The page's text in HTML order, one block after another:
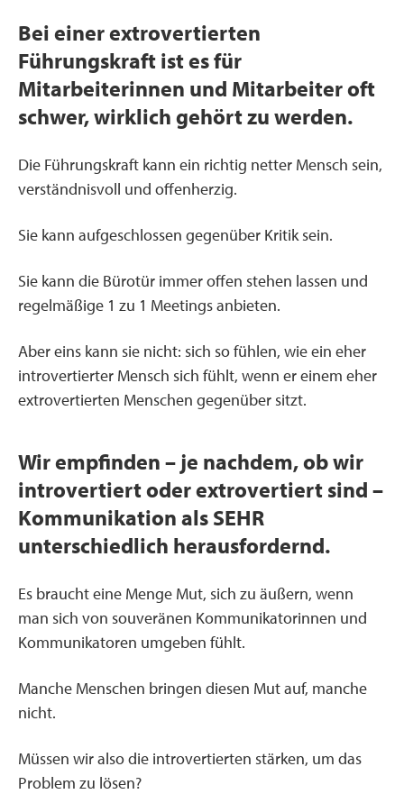
Bei einer extrovertierten
Führungskraft ist es für
Mitarbeiterinnen und Mitarbeiter oft
schwer, wirklich gehört zu werden.
Die Führungskraft kann ein richtig netter Mensch sein,
verständnisvoll und offenherzig.
Sie kann aufgeschlossen gegenüber Kritik sein.
Sie kann die Bürotür immer offen stehen lassen und
regelmäßige 1 zu 1 Meetings anbieten.
Aber eins kann sie nicht: sich so fühlen, wie ein eher
introvertierter Mensch sich fühlt, wenn er einem eher
extrovertierten Menschen gegenüber sitzt.
Wir empfinden – je nachdem, ob wir
introvertiert oder extrovertiert sind –
Kommunikation als SEHR
unterschiedlich herausfordernd.
Es braucht eine Menge Mut, sich zu äußern, wenn
man sich von souveränen Kommunikatorinnen und
Kommunikatoren umgeben fühlt.
Manche Menschen bringen diesen Mut auf, manche
nicht.
Müssen wir also die introvertierten stärken, um das
Problem zu lösen?